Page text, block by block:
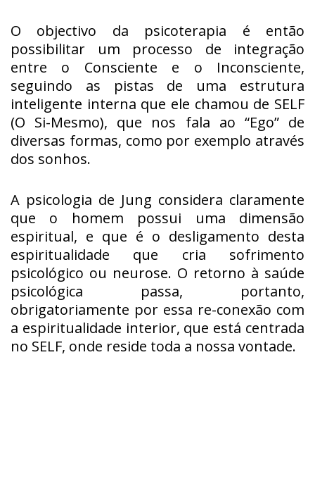
O objectivo da psicoterapia é então
possibilitar um processo de integração
entre o Consciente e o Inconsciente,
seguindo as pistas de uma estrutura
inteligente interna que ele chamou de SELF
(O Si-Mesmo), que nos fala ao “Ego” de
diversas formas, como por exemplo através
dos sonhos.
A psicologia de Jung considera claramente
que o homem possui uma dimensão
espiritual, e que é o desligamento desta
espiritualidade que cria sofrimento
psicológico ou neurose. O retorno à saúde
psicológica passa, portanto,
obrigatoriamente por essa re-conexão com
a espiritualidade interior, que está centrada
no SELF, onde reside toda a nossa vontade.